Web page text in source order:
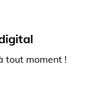
tout moment !